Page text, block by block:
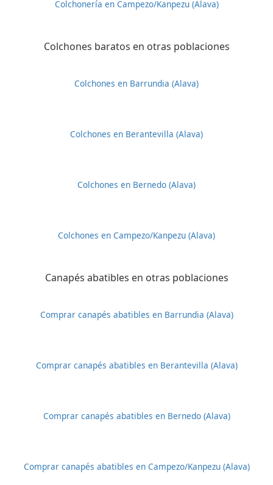
Colchonería en Campezo/Kanpezu (Alava)
Colchones baratos en otras poblaciones
Colchones en Barrundia (Alava)
Colchones en Berantevilla (Alava)
Colchones en Bernedo (Alava)
Colchones en Campezo/Kanpezu (Alava)
Canapés abatibles en otras poblaciones
Comprar canapés abatibles en Barrundia (Alava)
Comprar canapés abatibles en Berantevilla (Alava)
Comprar canapés abatibles en Bernedo (Alava)
Comprar canapés abatibles en Campezo/Kanpezu (Alava)